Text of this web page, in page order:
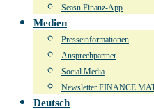
Seasn Finanz-App
Medien
Presseinformationen
Ansprechpartner
Social Media
Newsletter FINANCE
Deutsch